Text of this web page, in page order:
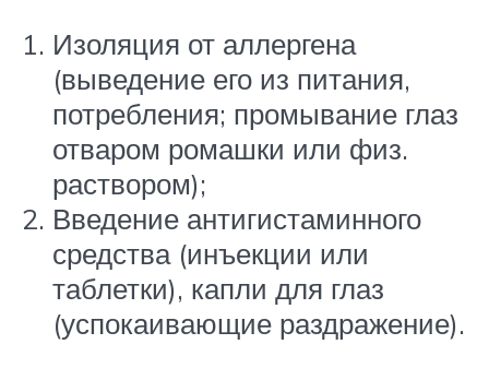
Изоляция от аллергена
(выведение его из питания,
потребления; промывание глаз
отваром ромашки или физ.
раствором);
Введение антигистаминного
средства (инъекции или
таблетки), капли для глаз
(успокаивающие раздражение).